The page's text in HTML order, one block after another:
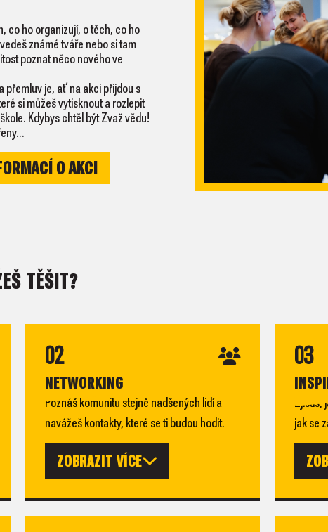
co ho organizují, o těch, co ho
známé tváře nebo si tam
poznat něco nového ve
přemluv je, ať na akci přijdou s
si můžeš vytisknout a rozlepit
Kdybys chtěl být Zvaž vědu!
O AKCI
TĚŠIT?
02
NETWORKING
Poznáš komunitu stejně nadšených lidí a
navážeš kontakty, které se ti budou hodit.
ZOBRAZIT VÍCE
03
Zjistíš,
jak se